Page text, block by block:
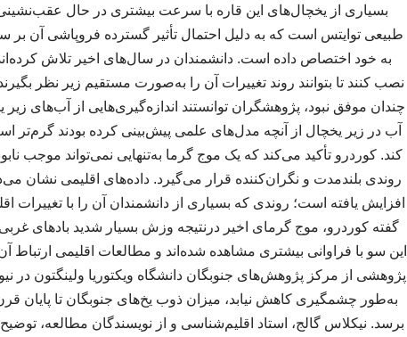
بسیاری از یخچال‌های این قاره با سرعت بیشتری در حال
طبیعی توایتس است که به دلیل احتمال تأثیر گسترده فروپاشی آن بر
به خود اختصاص داده است. دانشمندان در سال‌های اخیر تلاش
نصب کنند تا بتوانند روند تغییرات آن را به‌صورت مستقیم زیر نظر
چندان موفق نبود، پژوهشگران توانستند اندازه‌گیری‌هایی از آب‌های زیر
آب در زیر یخچال از آنچه مدل‌های علمی پیش‌بینی کرده بودند
کند. کوردرو تأکید می‌کند که یک موج گرما به‌تنهایی نمی‌تواند موجب
روندی بلندمدت و نگران‌کننده قرار می‌گیرد. داده‌های اقلیمی نشان
افزایش یافته است؛ روندی که بسیاری از دانشمندان آن را با تغییرات
این سو با فراوانی بیشتری مشاهده شده‌اند و مطالعات اقلیمی ارتباط
پژوهشی از مرکز پژوهش‌های جنوبگان دانشگاه ویکتوریا ولینگتون در
برسد. نیکلاس گالج، استاد اقلیم‌شناسی و از نویسندگان مطالعه،